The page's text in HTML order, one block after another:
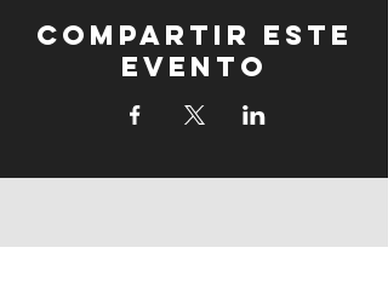
Compartir este
evento